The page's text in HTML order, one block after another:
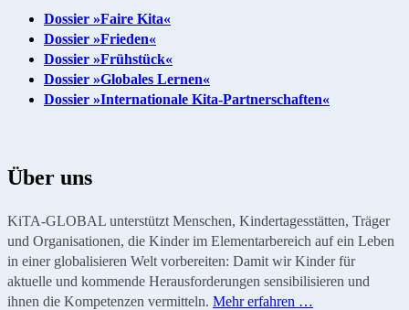
Dossier »Faire Kita«
Dossier »Frieden«
Dossier »Frühstück«
Dossier »Globales Lernen«
Dossier »Internationale Kita-Partnerschaften«
Über uns
KiTA-GLOBAL unterstützt Menschen, Kindertagesstätten, Träger
und Organisationen, die Kinder im Elementarbereich auf ein Leben
in einer globalisieren Welt vorbereiten: Damit wir Kinder für
aktuelle und kommende Herausforderungen sensibilisieren und
ihnen die Kompetenzen vermitteln. Mehr erfahren …